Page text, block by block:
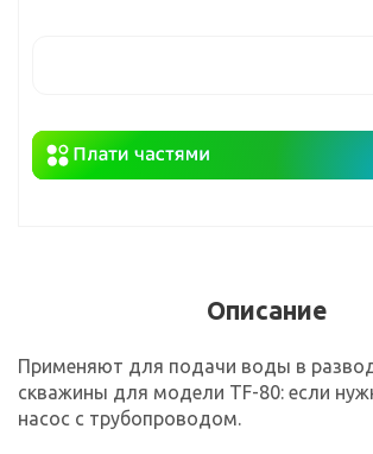
Описание
Применяют для подачи воды в
скважины для модели TF-80: если
насос с трубопроводом.